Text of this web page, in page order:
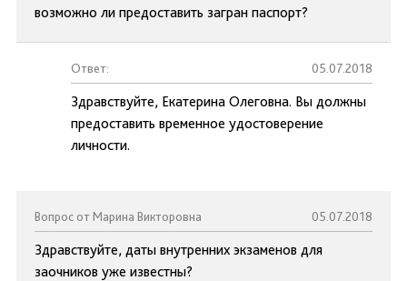
возможно ли предоставить загран паспорт?
Ответ: 05.07.2018
Здравствуйте, Екатерина Олеговна. Вы должны
предоставить временное удостоверение
личности.
Вопрос от Марина Викторовна 05.07.2018
Здравствуйте, даты внутренних экзаменов для
заочников уже известны?